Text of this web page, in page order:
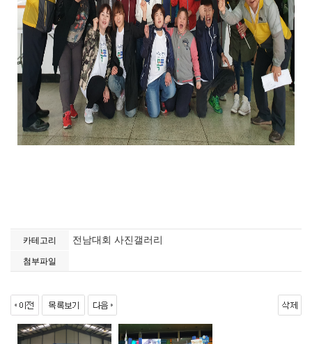
카테고리 전남대회 사진갤러리
첨부파일